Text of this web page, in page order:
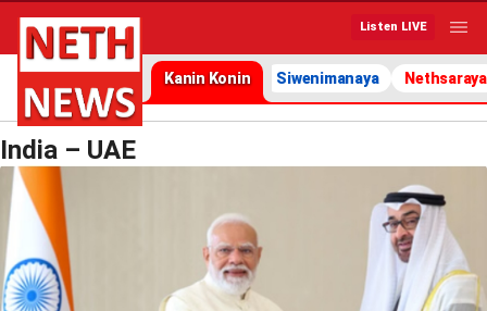
Listen LIVE
Kanin Konin Siwenimanaya Nethsaraya
India – UAE